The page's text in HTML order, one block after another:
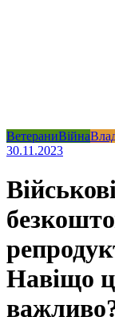
ВетераниВійна
30.11.2023
Навіщо